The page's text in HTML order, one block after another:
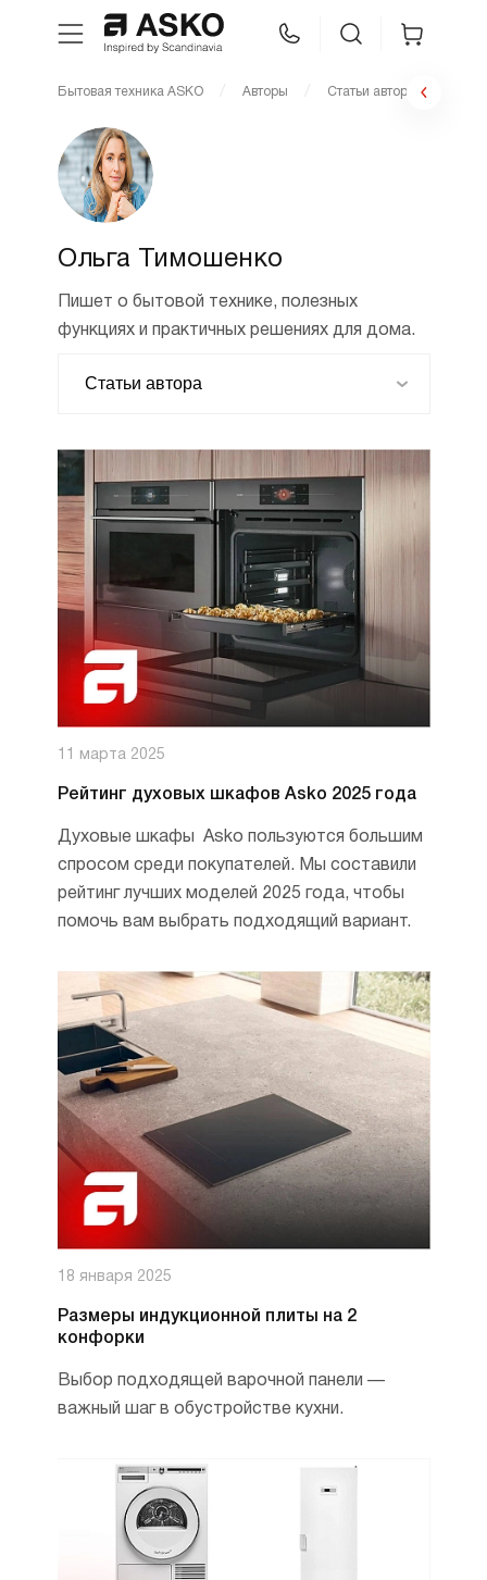
Техника для кухни
Уход за бельем
Asko Professional
Аксессуары
Шоу-рум
Бытовая техника ASKO Авторы Статьи автора Ольга
Ольга Тимошенко
Пишет о бытовой технике, полезных
функциях и практичных решениях для дома.
11 марта 2025
Рейтинг духовых шкафов Asko 2025 года
Духовые шкафы Asko пользуются большим
спросом среди покупателей. Мы составили
рейтинг лучших моделей 2025 года, чтобы
помочь вам выбрать подходящий вариант.
18 января 2025
Размеры индукционной плиты на 2
конфорки
Выбор подходящей варочной панели —
важный шаг в обустройстве кухни.